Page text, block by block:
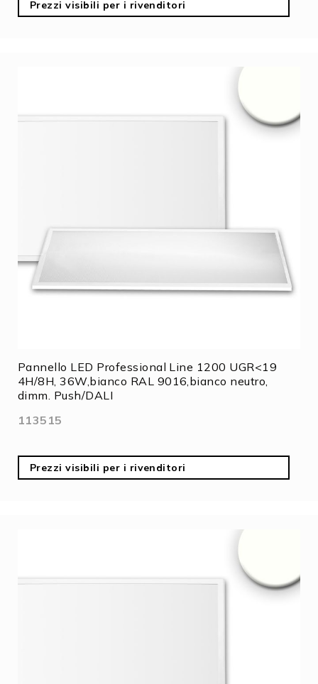
Prezzi visibili per i rivenditori
Pannello LED Professional Line 1200 UGR<19
4H/8H, 36W,bianco RAL 9016,bianco neutro,
dimm. Push/DALI
113515
Prezzi visibili per i rivenditori